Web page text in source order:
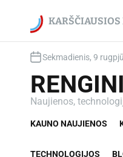
KARŠČIAUSIOS
Sekmadienis, 9
Naujienos,
KAUNO NAUJIENOS
TECHNOLOGIJOS